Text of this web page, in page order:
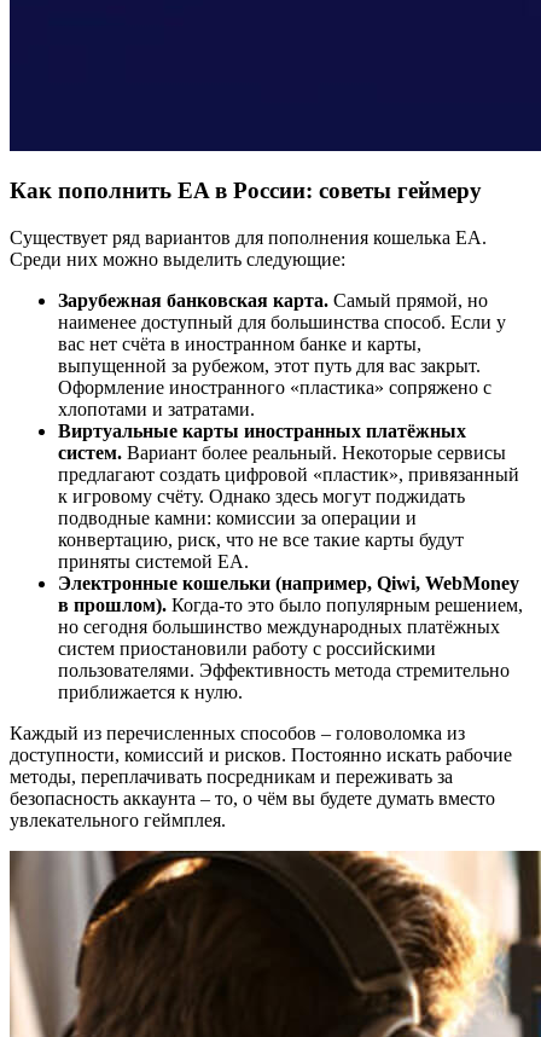
Как пополнить EA в России: советы геймеру
Существует ряд вариантов для пополнения кошелька EA.
Среди них можно выделить следующие:
Зарубежная банковская карта. Самый прямой, но
наименее доступный для большинства способ. Если у
вас нет счёта в иностранном банке и карты,
выпущенной за рубежом, этот путь для вас закрыт.
Оформление иностранного «пластика» сопряжено с
хлопотами и затратами.
Виртуальные карты иностранных платёжных
систем. Вариант более реальный. Некоторые сервисы
предлагают создать цифровой «пластик», привязанный
к игровому счёту. Однако здесь могут поджидать
подводные камни: комиссии за операции и
конвертацию, риск, что не все такие карты будут
приняты системой EA.
Электронные кошельки (например, Qiwi, WebMoney
в прошлом). Когда-то это было популярным решением,
но сегодня большинство международных платёжных
систем приостановили работу с российскими
пользователями. Эффективность метода стремительно
приближается к нулю.
Каждый из перечисленных способов – головоломка из
доступности, комиссий и рисков. Постоянно искать рабочие
методы, переплачивать посредникам и переживать за
безопасность аккаунта – то, о чём вы будете думать вместо
увлекательного геймплея.